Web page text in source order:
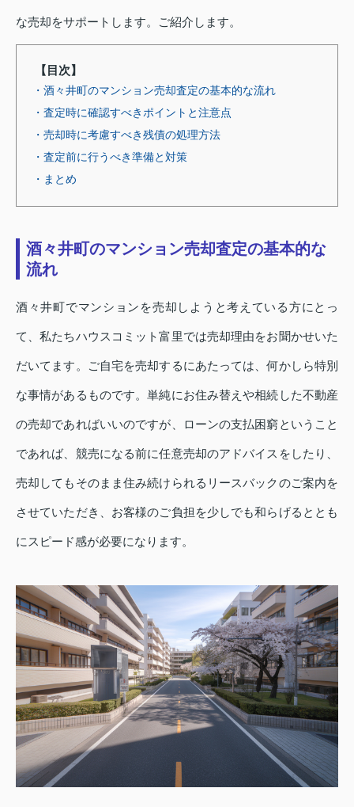
な売却をサポートします。ご紹介します。
【目次】
・酒々井町のマンション売却査定の基本的な流れ
・査定時に確認すべきポイントと注意点
・売却時に考慮すべき残債の処理方法
・査定前に行うべき準備と対策
・まとめ
酒々井町のマンション売却査定の基本的な
流れ
酒々井町でマンションを売却しようと考えている方にとっ
て、私たちハウスコミット富里では売却理由をお聞かせいた
だいてます。ご自宅を売却するにあたっては、何かしら特別
な事情があるものです。単純にお住み替えや相続した不動産
の売却であればいいのですが、ローンの支払困窮ということ
であれば、競売になる前に任意売却のアドバイスをしたり、
売却してもそのまま住み続けられるリースバックのご案内を
させていただき、お客様のご負担を少しでも和らげるととも
にスピード感が必要になります。